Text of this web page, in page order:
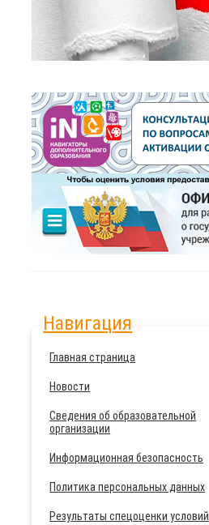
Навигация
Главная страница
Новости
Сведения об образовательной
организации
Информационная безопасность
Политика персональных данных
Результаты спецоценки условий